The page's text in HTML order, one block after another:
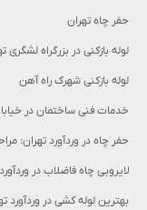
حفر چاه تهران
لوله بازکنی در بزرگراه
لوله بازکنی شهرک راه آهن
خدمات فنی ساختمان در
حفر چاه در وردآورد تهران:
لایروبی چاه فاضلاب در
بهترین لوله کشی در وردآورد